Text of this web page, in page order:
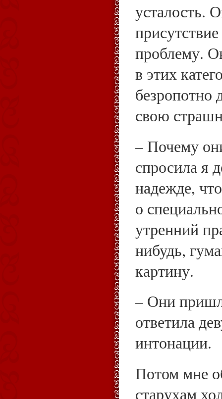
усталость.
проблему.
в этих
безропотно
свою
– Почему
спросила я
надежде,
о
утренний
нибудь,
картину.
– Они
ответила
интонации.
Потом мне
старухам